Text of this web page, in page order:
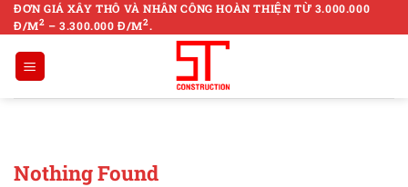
Skip
to
content
ĐƠN GIÁ XÂY THÔ VÀ NHÂN CÔNG HOÀN THIỆN TỪ 3.000.000
Đ/M2 – 3.300.000 Đ/M2.
Nothing Found